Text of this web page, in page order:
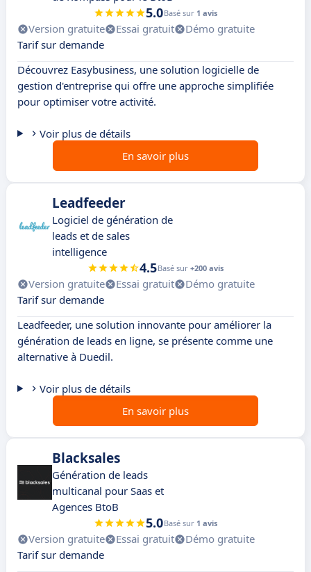
5.0Basé sur 1 avis
Version gratuite Essai gratuit
Démo gratuite
Tarif sur demande
Découvrez Easybusiness, une solution logicielle de
gestion d'entreprise qui offre une approche simplifiée
pour optimiser votre activité.
Voir plus de détails
En savoir plus
Leadfeeder
Logiciel de génération de
leads et de sales
intelligence
4.5Basé sur +200 avis
Version gratuite Essai gratuit
Démo gratuite
Tarif sur demande
Leadfeeder, une solution innovante pour améliorer la
génération de leads en ligne, se présente comme une
alternative à Duedil.
Voir plus de détails
En savoir plus
Blacksales
Génération de leads
multicanal pour Saas et
Agences BtoB
5.0Basé sur 1 avis
Version gratuite Essai gratuit
Démo gratuite
Tarif sur demande